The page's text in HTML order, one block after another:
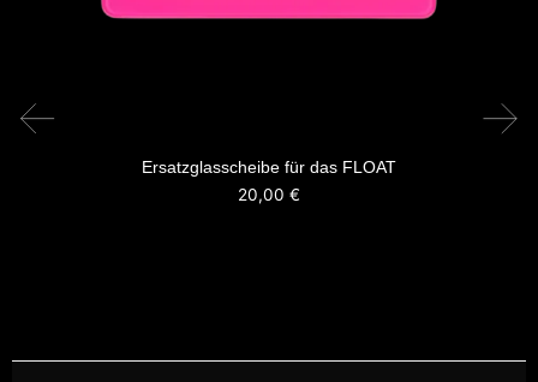
Ersatzglasscheibe für das FLOAT
20,00 €